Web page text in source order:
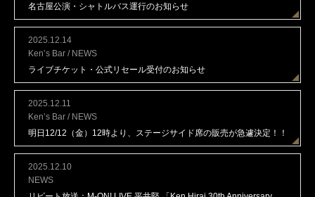
名古屋公演・シャトルバス運行のお知らせ
2025.12.14
Ken’s Bar / NEWS
ライブチケット・公式リセール受付のお知らせ
2025.12.11
Ken’s Bar / NEWS
明日12/12（金）12時より、ステージサイド席の販売が急遽決定！！
2025.12.10
NEWS